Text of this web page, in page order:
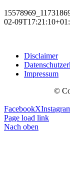
02-
Disclaimer
Impressum
©
FacebookX
Page load link
Nach oben